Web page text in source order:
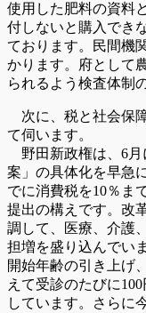
使用した肥料の資料
付しないと購入でき
ております。民間機
かります。府として
られるよう検査体制
次に、税と社会保
て伺います。
野田新政権は、6月
案」の具体化を早急
でに消費税を10％ま
提出の構えです。改
調して、医療、介護
担増を盛り込んでい
開始年齢の引き上げ
えて受診のたびに
しています。さらに